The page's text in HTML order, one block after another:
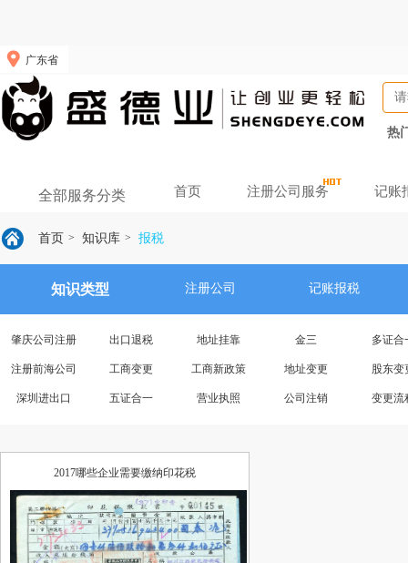
广东省
热
全部服务分类 首页 注册公司服务 记账
首页 > 知识库 > 报税
知识类型 注册公司 记账报税
肇庆公司注册 出口退税 地址挂靠 金三 多证合
注册前海公司 工商变更 工商新政策 地址变更 股东变
深圳进出口 五证合一 营业执照 公司注销 变更流
2017哪些企业需要缴纳印花税